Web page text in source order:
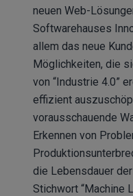
neuen Web-
Softwarehauses
allem das neue
Möglichkeiten, die
von “Industrie 4.0”
effizient
vorausschauende
Erkennen von
die Lebensdauer
Stichwort “Machine